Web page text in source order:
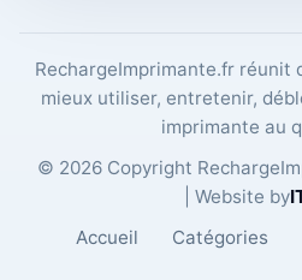
RechargeImprimante.fr réunit
mieux utiliser, entretenir,
imprimante au
© 2026 Copyright
| Website by
Accueil
Catégories